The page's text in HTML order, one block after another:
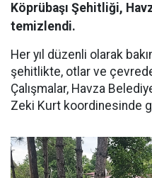
Köprübaşı Şehitliği,
temizlendi.
Her yıl düzenli olarak
şehitlikte, otlar ve
Çalışmalar, Havza
Zeki Kurt koordinesinde